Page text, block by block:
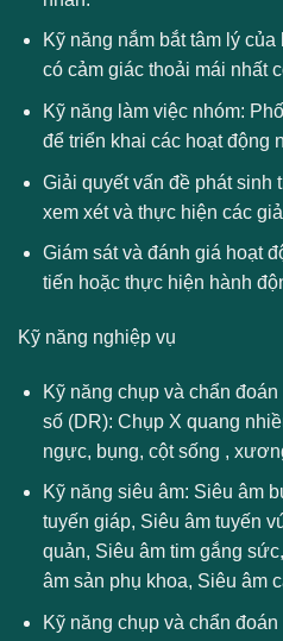
Kỹ năng nắm bắt tâm lý
có cảm giác thoải mái nhất
Kỹ năng làm việc nhóm:
để triển khai các hoạt động
Giải quyết vấn đề phát sinh
xem xét và thực hiện các
Giám sát và đánh giá hoạt
tiến hoặc thực hiện hành
Kỹ năng nghiệp vụ
Kỹ năng chụp và chẩn
số (DR): Chụp X quang
ngực, bụng, cột sống ,
Kỹ năng siêu âm: Siêu âm
tuyến giáp, Siêu âm tuyến
quản, Siêu âm tim gắng
âm sản phụ khoa, Siêu âm
Kỹ năng chụp và chẩn